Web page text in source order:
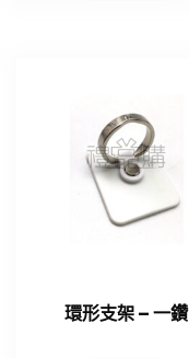
環形支架 – 一鑽